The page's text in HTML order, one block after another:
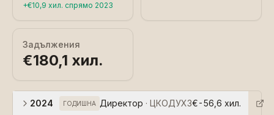
+€10,9 хил. спрямо 2023
Задължения
€180,1 хил.
2024 ГОДИШНА Директор · ЦКОДУХЗ€-56,6 хил.